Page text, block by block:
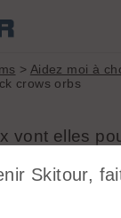
> Aidez moi à
crows orbs
vont elles
Skitour,